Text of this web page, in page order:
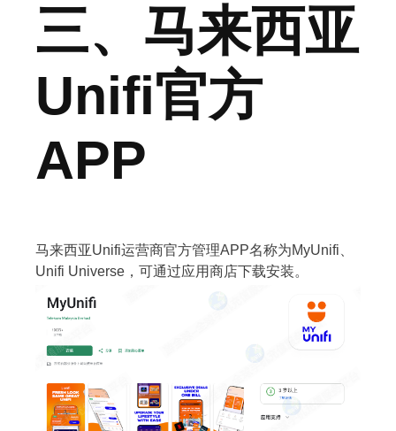
三、马来西亚
Unifi官方
APP
马来西亚Unifi运营商官方管理APP名称为MyUnifi、
Unifi Universe，可通过应用商店下载安装。